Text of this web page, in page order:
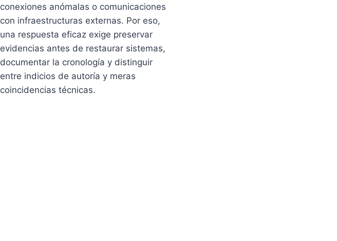
conexiones anómalas o comunicaciones
con infraestructuras externas. Por eso,
una respuesta eficaz exige preservar
evidencias antes de restaurar sistemas,
documentar la cronología y distinguir
entre indicios de autoría y meras
coincidencias técnicas.